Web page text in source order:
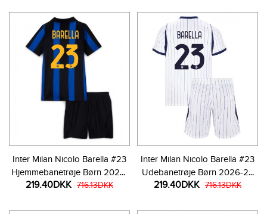
Inter Milan Nicolo Barella #23
Hjemmebanetrøje Børn 2026-
27 Kortærmet (+ Korte bukser)
219.40DKK 716.13DKK
Inter Milan Nicolo Barella #23
Udebanetrøje Børn 2026-27
Kortærmet (+ Korte bukser)
219.40DKK 716.13DKK